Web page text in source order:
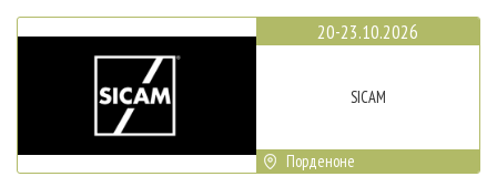
20-23.10.2026
SICAM
Порденоне